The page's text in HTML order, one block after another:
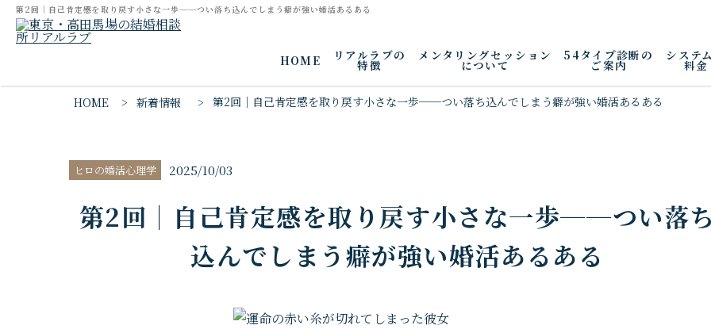
第2回｜自己肯定感を取り戻す小さな一歩──つい落ち込んでしまう癖が強い婚活あるある
HOME リアルラブの
特徴
メンタリングセッション
について
54タイプ診断の
ご案内
システ
料金
HOME 新着情報 第2回｜自己肯定感を取り戻す小さな一歩──つい落ち込んでしまう癖が強い婚活あるある
ヒロの婚活心理学 2025/10/03
第2回｜自己肯定感を取り戻す小さな一歩──つい落
込んでしまう癖が強い婚活あるある